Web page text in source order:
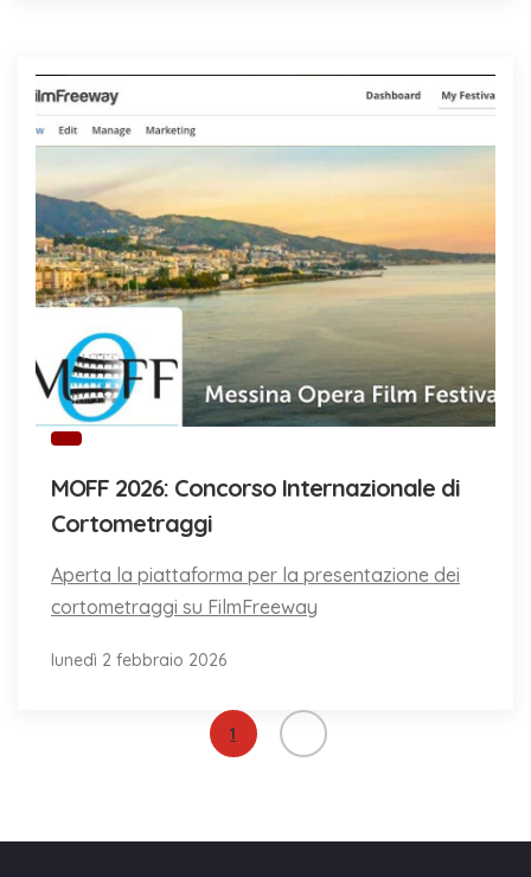
MOFF 2026: Concorso Internazionale di
Cortometraggi
Aperta la piattaforma per la presentazione dei
cortometraggi su FilmFreeway
lunedì 2 febbraio 2026
1